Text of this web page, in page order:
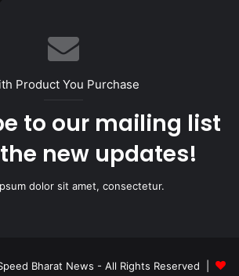
Product You Purchase
to our mailing list
new updates!
dolor sit amet, consectetur.
Bharat News - All Rights Reserved |